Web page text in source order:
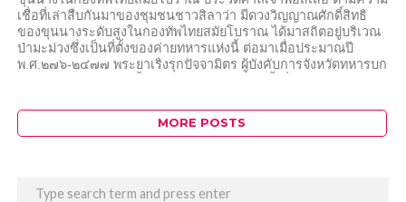
เชื่อที่เล่าสืบกันมาของชุมชนชาวสิลาว่า มีดวงวิญญาณศักดิ์สิทธิ
ของขุนนางระดับสูงในกองทัพไทยสมัยโบราณ ได้มาสถิตอยู่บริเวณ
ป่ามะม่วงซึ่งเป็นที่ตั้งของค่ายทหารแห่งนี้ ต่อมาเมื่อประมาณปี
พ.ศ.๒๗๖-๒๔๗๗ พระยาเริงรุกปัจจามิตร ผู้บังคับการจังหวัดทหารบก
อุดมสมบูรณ์ จึงได้ประสานกับ นายจำนงค์ไชยสิทธิ์ กำนันตำบลศิลา
อำเภอเมืองขอนแก่น ประกาศเป็นสถานที่ราชการ เป็นค่ายทหาร
MORE POSTS